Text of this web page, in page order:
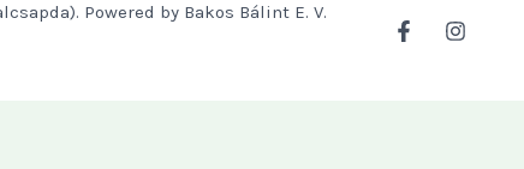
Powered by Bakos Bálint E. V.